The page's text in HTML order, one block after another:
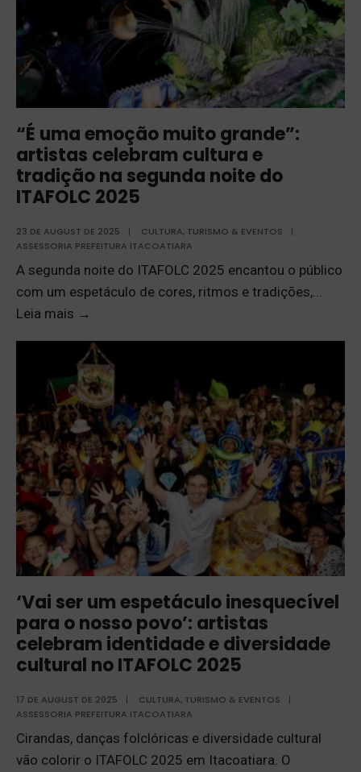
“É uma emoção muito grande”:
artistas celebram cultura e
tradição na segunda noite do
ITAFOLC 2025
23 DE AUGUST DE 2025 | CULTURA, TURISMO & EVENTOS
|
ASSESSORIA PREFEITURA ITACOATIARA
A segunda noite do ITAFOLC 2025 encantou o público
com um espetáculo de cores, ritmos e tradições,...
Leia mais →
‘Vai ser um espetáculo inesquecível
para o nosso povo’: artistas
celebram identidade e diversidade
cultural no ITAFOLC 2025
17 DE AUGUST DE 2025 | CULTURA, TURISMO & EVENTOS
|
ASSESSORIA PREFEITURA ITACOATIARA
Cirandas, danças folclóricas e diversidade cultural
vão colorir o ITAFOLC 2025 em Itacoatiara. O